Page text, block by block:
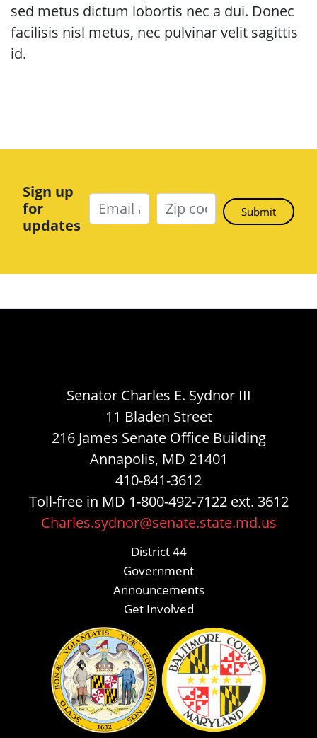
sed metus dictum lobortis nec a dui. Donec
facilisis nisl metus, nec pulvinar velit sagittis
id.
Sign up
for
updates
Senator Charles E. Sydnor III
11 Bladen Street
216 James Senate Office Building
Annapolis, MD 21401
410-841-3612
Toll-free in MD 1-800-492-7122 ext. 3612
Charles.sydnor@senate.state.md.us
District 44
Government
Announcements
Get Involved